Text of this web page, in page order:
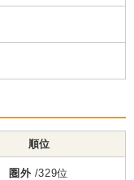
順位
圏外 /329位